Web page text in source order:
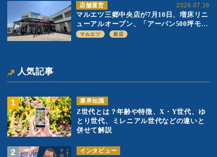
2026.07.16
店舗運営
マルエツ三郷中央店が7月10日、増床リニ
ューアルオープン、「アーバン500坪モデ
ル」の実験を集大成、駅前立地受け、寿
マルエツ 新店
人気記事
業界知識
Z世代とは？年齢や特徴、X・Y世代、ゆ
とり世代、ミレニアル世代などの違いと
併せて解説
インタビュー